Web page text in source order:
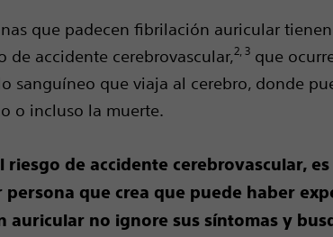
que padecen fibrilación auricular
de accidente cerebrovascular,2, 3 que
sanguíneo que viaja al cerebro, donde
o incluso la muerte.
riesgo de accidente cerebrovascular,
persona que crea que puede haber
auricular no ignore sus síntomas y